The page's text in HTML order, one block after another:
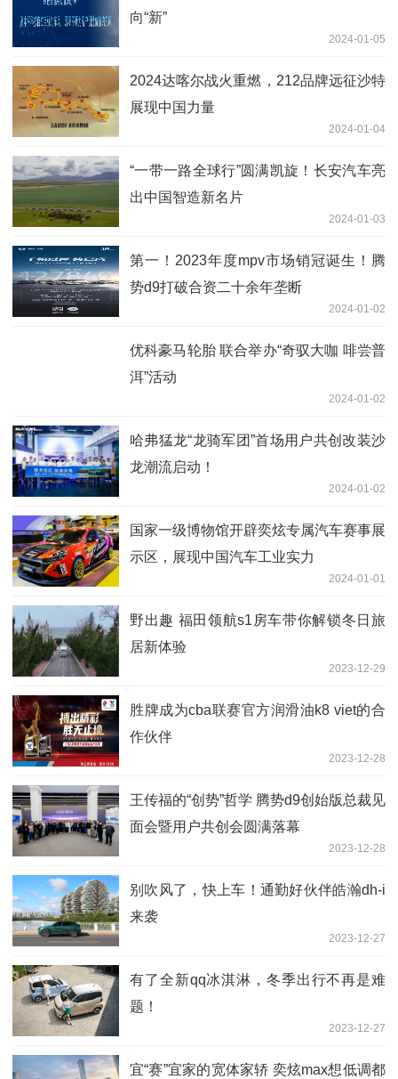
向“新”
2024-01-05
2024达喀尔战火重燃，212品牌远征沙特
展现中国力量
2024-01-04
“一带一路全球行”圆满凯旋！长安汽车亮
出中国智造新名片
2024-01-03
第一！2023年度mpv市场销冠诞生！腾
势d9打破合资二十余年垄断
2024-01-02
优科豪马轮胎 联合举办“奇驭大咖 啡尝普
洱”活动
2024-01-02
哈弗猛龙“龙骑军团”首场用户共创改装沙
龙潮流启动！
2024-01-02
国家一级博物馆开辟奕炫专属汽车赛事展
示区，展现中国汽车工业实力
2024-01-01
野出趣 福田领航s1房车带你解锁冬日旅
居新体验
2023-12-29
胜牌成为cba联赛官方润滑油k8 viet的合
作伙伴
2023-12-28
王传福的“创势”哲学 腾势d9创始版总裁见
面会暨用户共创会圆满落幕
2023-12-28
别吹风了，快上车！通勤好伙伴皓瀚dh-i
来袭
2023-12-27
有了全新qq冰淇淋，冬季出行不再是难
题！
2023-12-27
宜“赛”宜家的宽体家轿 奕炫max想低调都